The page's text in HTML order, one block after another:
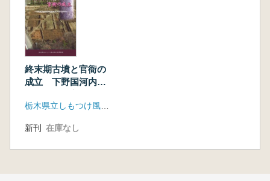
終末期古墳と官衙の
成立 下野国河内郡
新刊 在庫なし